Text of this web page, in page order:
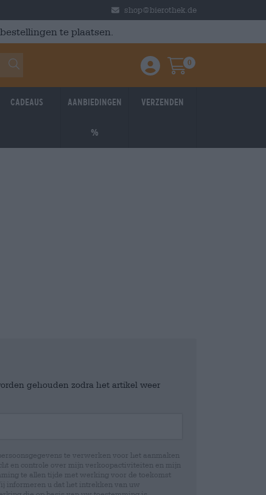
shop@bierothek.de
te plaatsen.
Einloggen / Anmelden
Warenkorb
0
Cadeaus Aanbiedingen
%
Verzenden
gehouden zodra het artikel weer
te verwerken voor het aanmaken
en controle over mijn verkoopactiviteiten en mijn
te allen tijde met werking voor de toekomst
informeren u dat het intrekken van uw